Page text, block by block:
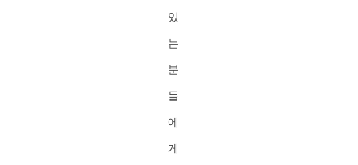
있
는
분
들
에
게